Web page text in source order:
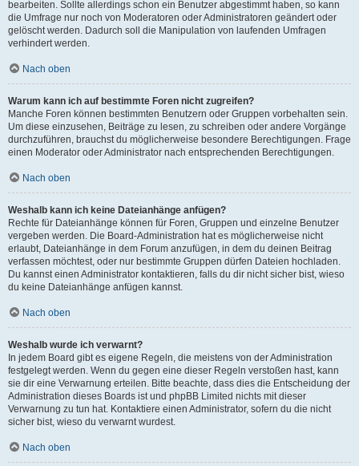
bearbeiten. Sollte allerdings schon ein Benutzer abgestimmt haben, so kann
die Umfrage nur noch von Moderatoren oder Administratoren geändert oder
gelöscht werden. Dadurch soll die Manipulation von laufenden Umfragen
verhindert werden.
Nach oben
Warum kann ich auf bestimmte Foren nicht zugreifen?
Manche Foren können bestimmten Benutzern oder Gruppen vorbehalten sein.
Um diese einzusehen, Beiträge zu lesen, zu schreiben oder andere Vorgänge
durchzuführen, brauchst du möglicherweise besondere Berechtigungen. Frage
einen Moderator oder Administrator nach entsprechenden Berechtigungen.
Nach oben
Weshalb kann ich keine Dateianhänge anfügen?
Rechte für Dateianhänge können für Foren, Gruppen und einzelne Benutzer
vergeben werden. Die Board-Administration hat es möglicherweise nicht
erlaubt, Dateianhänge in dem Forum anzufügen, in dem du deinen Beitrag
verfassen möchtest, oder nur bestimmte Gruppen dürfen Dateien hochladen.
Du kannst einen Administrator kontaktieren, falls du dir nicht sicher bist, wieso
du keine Dateianhänge anfügen kannst.
Nach oben
Weshalb wurde ich verwarnt?
In jedem Board gibt es eigene Regeln, die meistens von der Administration
festgelegt werden. Wenn du gegen eine dieser Regeln verstoßen hast, kann
sie dir eine Verwarnung erteilen. Bitte beachte, dass dies die Entscheidung der
Administration dieses Boards ist und phpBB Limited nichts mit dieser
Verwarnung zu tun hat. Kontaktiere einen Administrator, sofern du die nicht
sicher bist, wieso du verwarnt wurdest.
Nach oben